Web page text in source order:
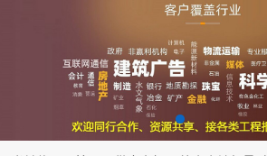
水资源论证报告 土地
地质灾害评估报告 工程